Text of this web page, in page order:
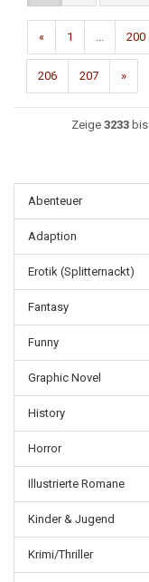
« 1 ... 200
206 207 »
Zeige 3233bis
Abenteuer
Adaption
Erotik (Splitternackt)
Fantasy
Funny
Graphic Novel
History
Horror
Illustrierte Romane
Kinder & Jugend
Krimi/Thriller